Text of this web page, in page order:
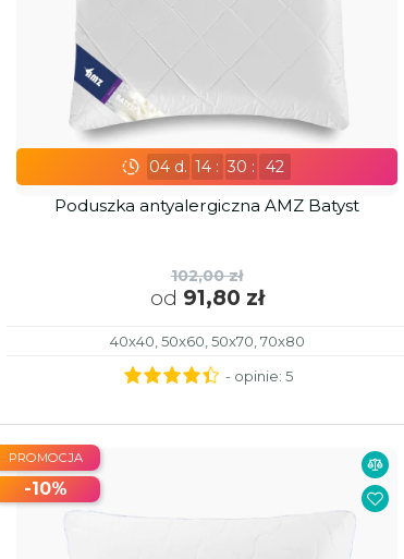
04d. 14 : 30 : 41
Poduszka antyalergiczna AMZ Batyst
102,00 zł
od 91,80 zł
40x40, 50x60, 50x70, 70x80
- opinie: 5
PROMOCJA
-10%